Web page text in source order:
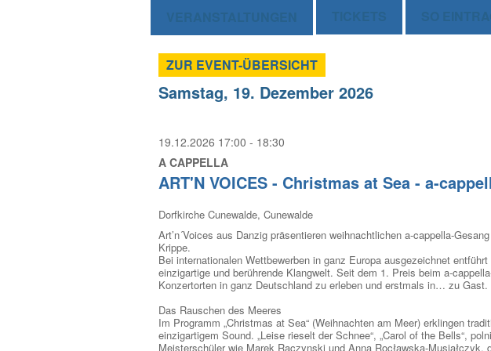
VERANSTALTUNGEN TICKETS SO
ZUR EVENT-ÜBERSICHT
Samstag, 19. Dezember 2026
19.12.2026 17:00 - 18:30
A CAPPELLA
ART'N VOICES - Christmas at Sea - a-
Dorfkirche Cunewalde, Cunewalde
Art’n´Voices aus Danzig präsentieren weihnachtlichen a-cappella-
Krippe.
Bei internationalen Wettbewerben in ganz Europa ausgezeichnet
einzigartige und berührende Klangwelt. Seit dem 1. Preis beim a-
Konzertorten in ganz Deutschland zu erleben und erstmals in… zu Gast.
Das Rauschen des Meeres
Im Programm „Christmas at Sea“ (Weihnachten am Meer) erklingen
einzigartigem Sound. „Leise rieselt der Schnee“, „Carol of the Bells“,
Meisterschüler wie Marek Raczynski und Anna Rocławska-